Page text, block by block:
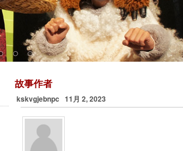
故事作者
kskvgjebnpc 11月 2, 2023